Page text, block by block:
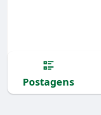
Postagens